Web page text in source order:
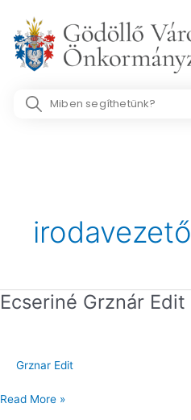
content
Search
irodavezető
Ecseriné Grznár Edit
Grznar Edit
Ecseriné
Read More »